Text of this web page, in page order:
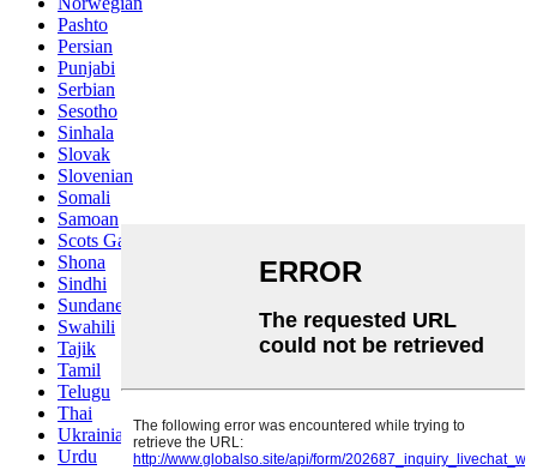
Pashto
Persian
Punjabi
Serbian
Sesotho
Sinhala
Slovak
Slovenian
Somali
Samoan
Scots Gaelic
Shona
Sindhi
Sundanese
Swahili
Tajik
Tamil
Telugu
Thai
Ukrainian
Urdu